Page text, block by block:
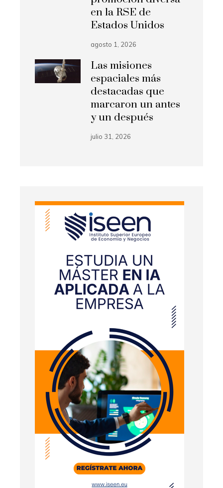
en la RSE de
Estados Unidos
agosto 1, 2026
Las misiones
espaciales más
destacadas que
marcaron un antes
y un después
julio 31, 2026